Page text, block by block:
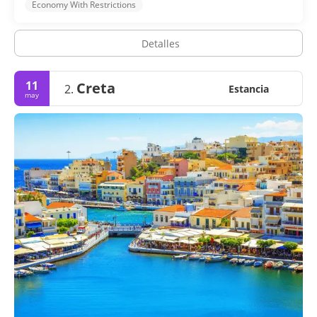
Economy With Restrictions
Detalles
11
may 2. Creta Estancia